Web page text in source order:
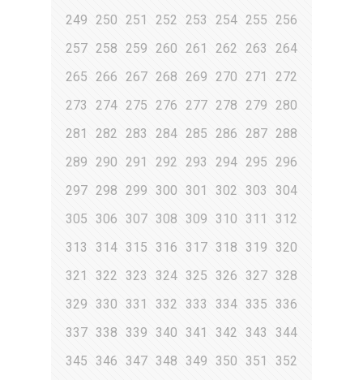
249 250 251 252 253 254 255 256
257 258 259 260 261 262 263
264
265 266 267 268 269 270 271
272
273
274 275 276 277 278 279 280
281
282 283 284 285 286 287 288
289 290 291 292 293 294 295 296
297 298 299 300 301 302 303
304
305
306 307 308 309 310 311
312
313
314 315 316 317 318 319
320
321
322 323 324 325 326 327 328
329
330 331 332 333 334 335
336
337 338 339 340 341 342 343
344
345
346 347 348 349 350 351 352